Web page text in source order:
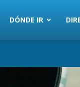
DÓNDE IR